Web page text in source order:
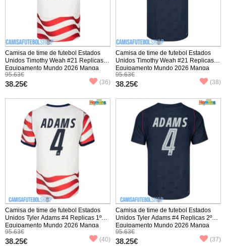
Camisa de time de futebol Estados
Unidos Timothy Weah #21 Replicas 1º
Equipamento Mundo 2026 Manga
Curta
95.63€
38.25€ (36)
Camisa de time de futebol Estados
Unidos Timothy Weah #21 Replicas 2º
Equipamento Mundo 2026 Manga
Curta
95.63€
38.25€ (38)
Camisa de time de futebol Estados
Unidos Tyler Adams #4 Replicas 1º
Equipamento Mundo 2026 Manga
Curta
95.63€
38.25€ (40)
Camisa de time de futebol Estados
Unidos Tyler Adams #4 Replicas 2º
Equipamento Mundo 2026 Manga
Curta
95.63€
38.25€ (37)